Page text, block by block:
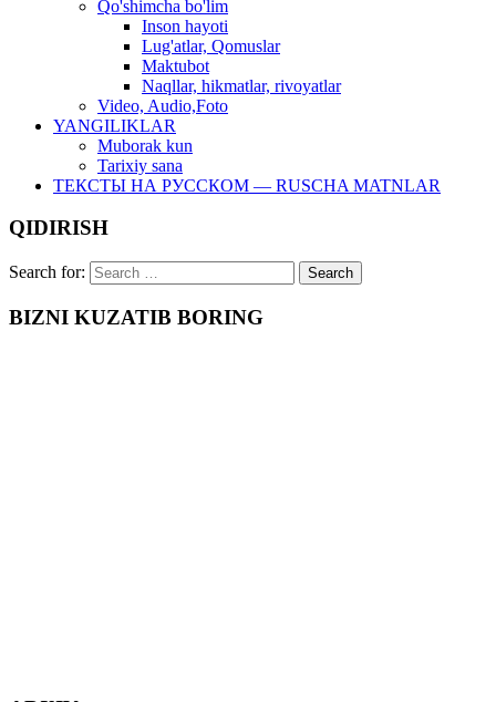
Qo'shimcha bo'lim
Inson hayoti
Lug'atlar, Qomuslar
Maktubot
Naqllar, hikmatlar, rivoyatlar
Video, Audio,Foto
YANGILIKLAR
Muborak kun
Tarixiy sana
ТЕКСТЫ НА РУССКОМ — RUSCHA MATNLAR
QIDIRISH
Search for:
BIZNI KUZATIB BORING